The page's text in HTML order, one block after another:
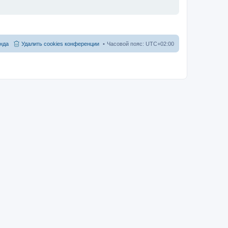
Часовой пояс: UTC+02:00
Удалить cookies конференции